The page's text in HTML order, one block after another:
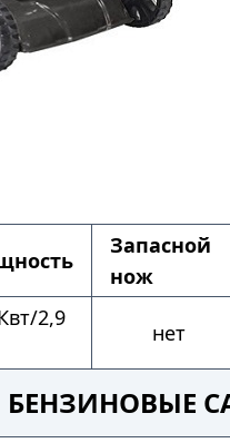
Запасной
нож
2,9
нет